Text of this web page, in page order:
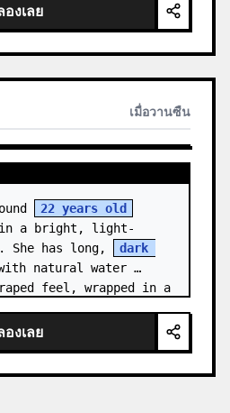
white stu…
องเลย
เมื่อวานซืน
22 years old
a bright, light-
She has long,
dark
natural water
feel, wrapped in a
องเลย